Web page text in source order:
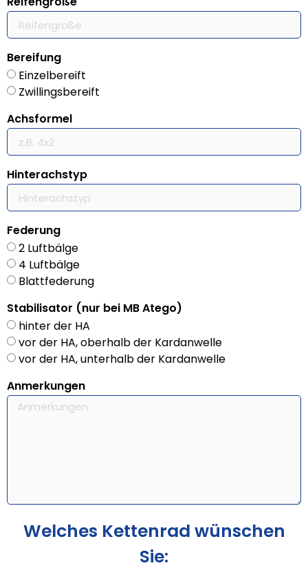
Bereifung
Einzelbereift
Zwillingsbereift
Achsformel
Hinterachstyp
Federung
2 Luftbälge
4 Luftbälge
Blattfederung
Stabilisator (nur bei MB Atego)
hinter der HA
vor der HA, oberhalb der Kardanwelle
vor der HA, unterhalb der Kardanwelle
Anmerkungen
Welches Kettenrad wünschen
Sie: